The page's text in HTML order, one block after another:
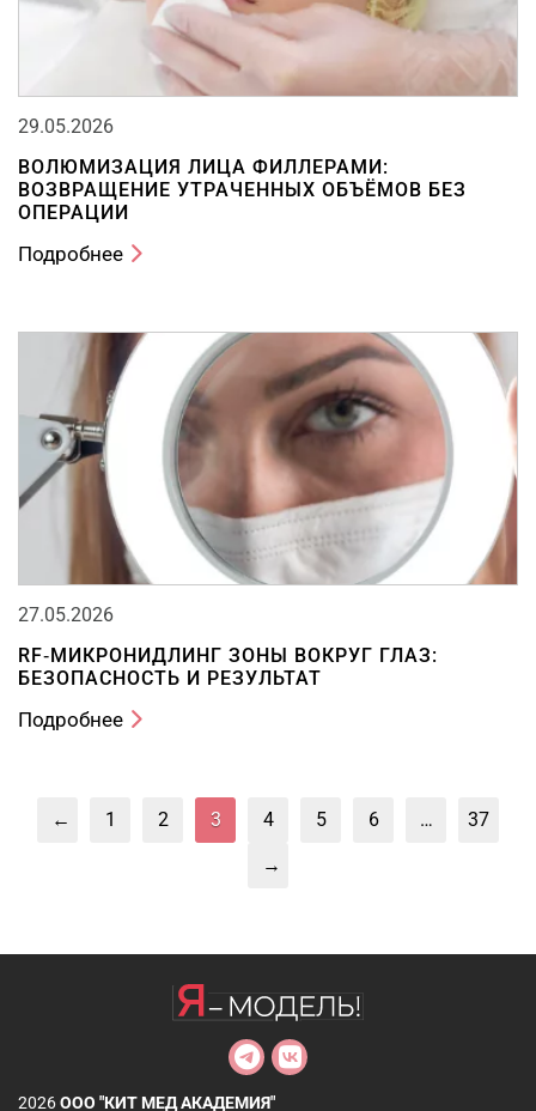
29.05.2026
ВОЛЮМИЗАЦИЯ ЛИЦА ФИЛЛЕРАМИ:
ВОЗВРАЩЕНИЕ УТРАЧЕННЫХ ОБЪЁМОВ БЕЗ
ОПЕРАЦИИ
Подробнее
27.05.2026
RF‑МИКРОНИДЛИНГ ЗОНЫ ВОКРУГ ГЛАЗ:
БЕЗОПАСНОСТЬ И РЕЗУЛЬТАТ
Подробнее
← 1 2 3 4 5 6 …
37
→
2026ООО "КИТ МЕД АКАДЕМИЯ"